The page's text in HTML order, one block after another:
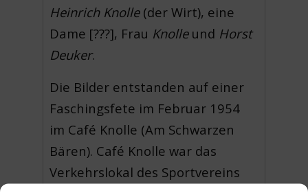
Heinrich Knolle(der Wirt), eine
Dame [???], Frau Knolleund Horst
Deuker.
Die Bilder entstanden auf einer
Faschingsfete im Februar 1954
im Café Knolle (Am Schwarzen
Bären). Café Knolle war das
Verkehrslokal des Sportvereins